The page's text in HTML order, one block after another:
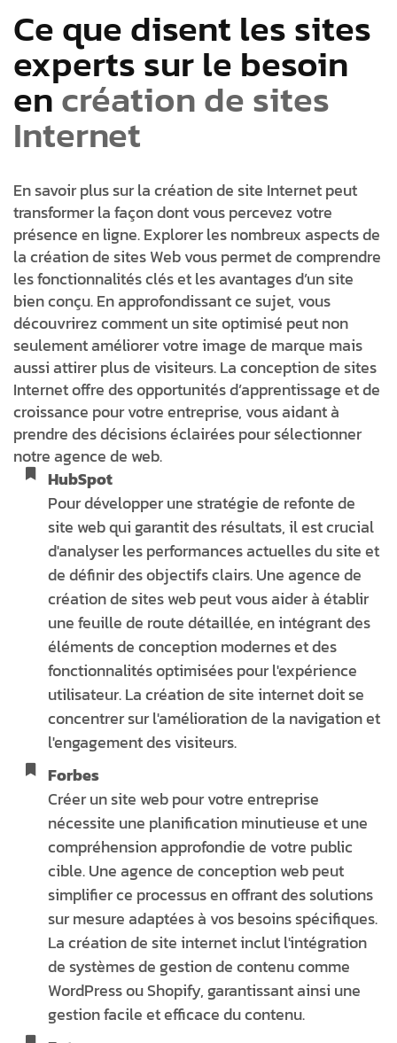
Ce que disent les sites
experts sur le besoin
encréation de sites
Internet
En savoir plus sur la création de site Internet peut
transformer la façon dont vous percevez votre
présence en ligne. Explorer les nombreux aspects de
la création de sites Web vous permet de comprendre
les fonctionnalités clés et les avantages d’un site
bien conçu. En approfondissant ce sujet, vous
découvrirez comment un site optimisé peut non
seulement améliorer votre image de marque mais
aussi attirer plus de visiteurs. La conception de sites
Internet offre des opportunités d’apprentissage et de
croissance pour votre entreprise, vous aidant à
prendre des décisions éclairées pour sélectionner
notre agence de web.
HubSpot
Pour développer une stratégie de refonte de
site web qui garantit des résultats, il est crucial
d'analyser les performances actuelles du site et
de définir des objectifs clairs. Une agence de
création de sites web peut vous aider à établir
une feuille de route détaillée, en intégrant des
éléments de conception modernes et des
fonctionnalités optimisées pour l'expérience
utilisateur. La création de site internet doit se
concentrer sur l'amélioration de la navigation et
l'engagement des visiteurs.
Forbes
Créer un site web pour votre entreprise
nécessite une planification minutieuse et une
compréhension approfondie de votre public
cible. Une agence de conception web peut
simplifier ce processus en offrant des solutions
sur mesure adaptées à vos besoins spécifiques.
La création de site internet inclut l'intégration
de systèmes de gestion de contenu comme
WordPress ou Shopify, garantissant ainsi une
gestion facile et efficace du contenu.